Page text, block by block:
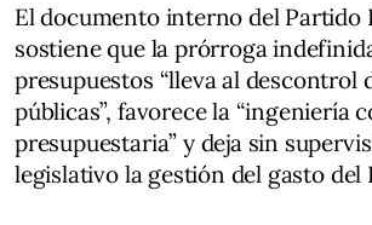
El documento interno del Partido
sostiene que la prórroga
presupuestos “lleva al descontrol
públicas”, favorece la “ingeniería
presupuestaria” y deja sin
legislativo la gestión del gasto del